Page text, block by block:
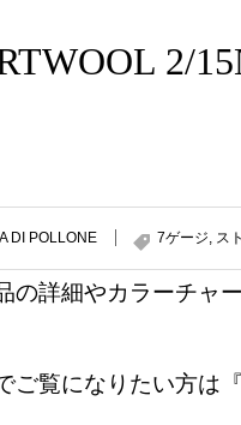
2/
DI POLLONE 7ゲージ, ス
の詳細やカラーチャ
ご覧になりたい方は